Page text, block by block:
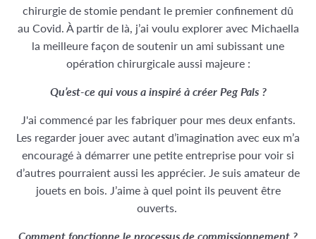
chirurgie de stomie pendant le premier confinement dû
au Covid. À partir de là, j’ai voulu explorer avec Michaella
la meilleure façon de soutenir un ami subissant une
opération chirurgicale aussi majeure :
Qu’est-ce qui vous a inspiré à créer Peg Pals ?
J'ai commencé par les fabriquer pour mes deux enfants.
Les regarder jouer avec autant d’imagination avec eux m’a
encouragé à démarrer une petite entreprise pour voir si
d’autres pourraient aussi les apprécier. Je suis amateur de
jouets en bois. J’aime à quel point ils peuvent être
ouverts.
Comment fonctionne le processus de commissionnement ?